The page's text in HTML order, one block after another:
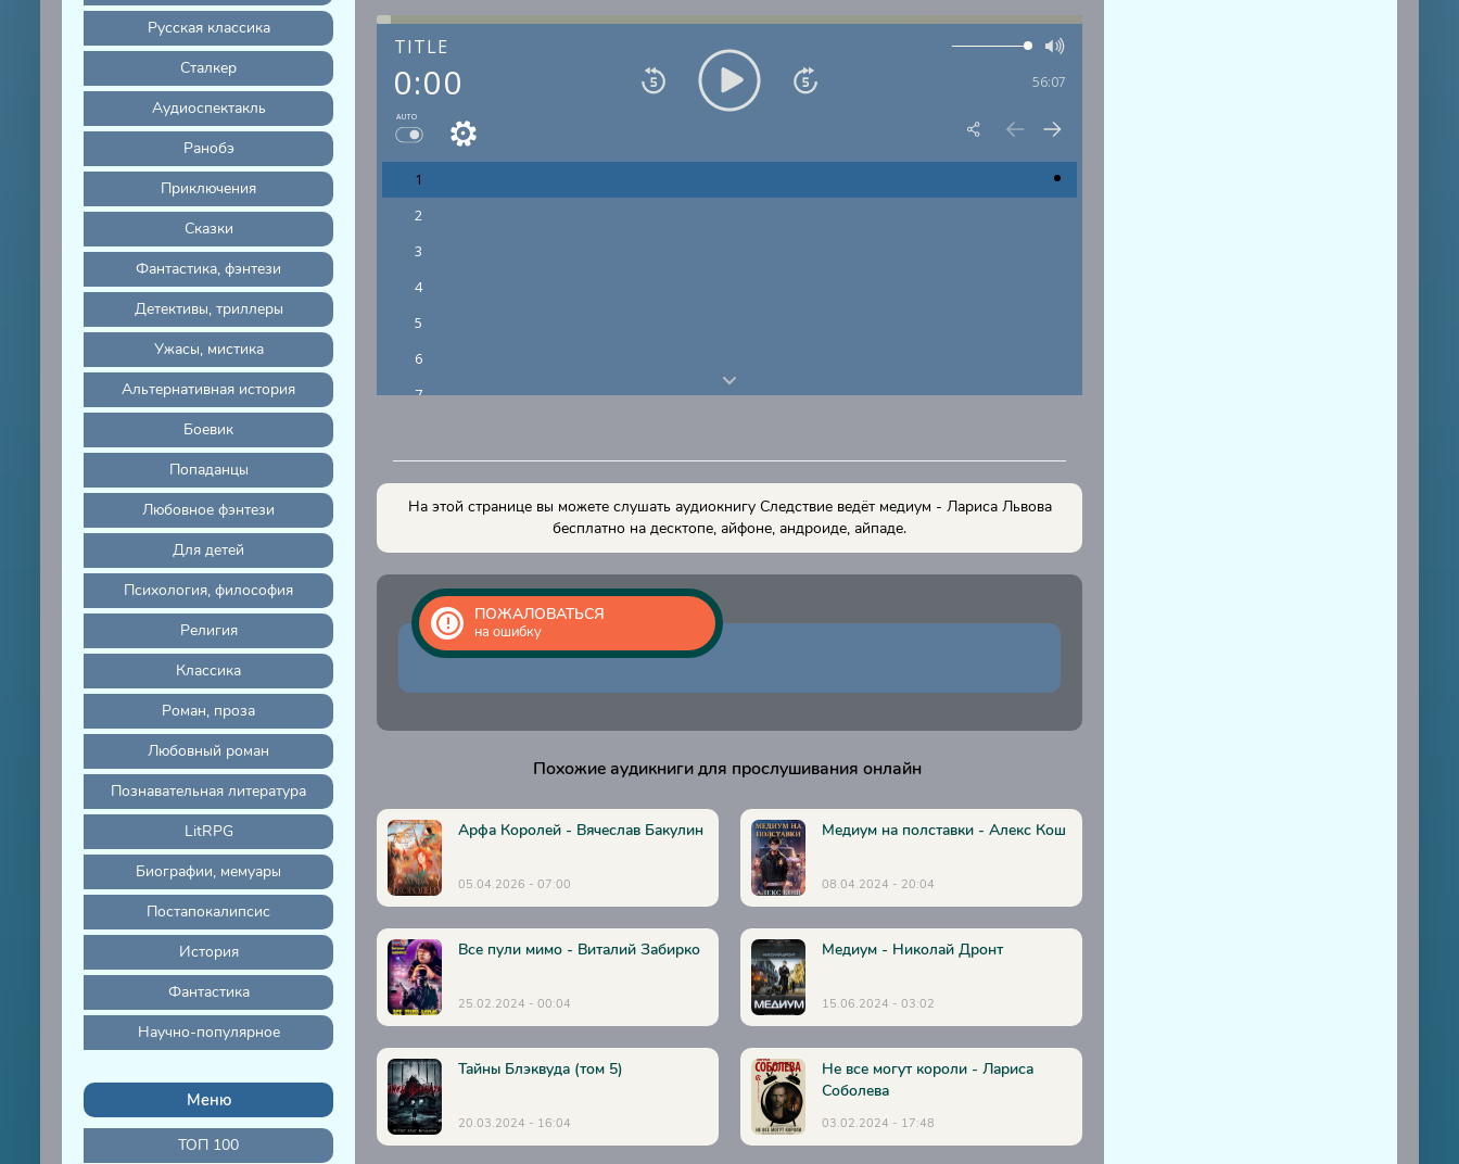
Русская классика
Сталкер
Аудиоспектакль
Ранобэ
Приключения
Сказки
Фантастика, фэнтези
Детективы, триллеры
Ужасы, мистика
Альтернативная история
Боевик
Попаданцы
Любовное фэнтези
Для детей
Психология, философия
Религия
Классика
Роман, проза
Любовный роман
Познавательная литература
LitRPG
Биографии, мемуары
Постапокалипсис
История
Фантастика
Научно-популярное
Меню
ТОП 100
TITLE
0:00 56:07
AUTO
1
2
3
4
5
6
7
9
10
На этой странице вы можете слушать аудиокнигу Следствие ведёт медиум - Лариса Львова
бесплатно на десктопе, айфоне, андроиде, айпаде.
ПОЖАЛОВАТЬСЯ
на ошибку
Похожие аудикниги для прослушивания онлайн
Арфа Королей - Вячеслав Бакулин
05.04.2026 - 07:00
Медиум на полставки - Алекс Кош
08.04.2024 - 20:04
Все пули мимо - Виталий Забирко
25.02.2024 - 00:04
Медиум - Николай Дронт
15.06.2024 - 03:02
Тайны Блэквуда (том 5)
20.03.2024 - 16:04
Не все могут короли - Лариса
Соболева
03.02.2024 - 17:48